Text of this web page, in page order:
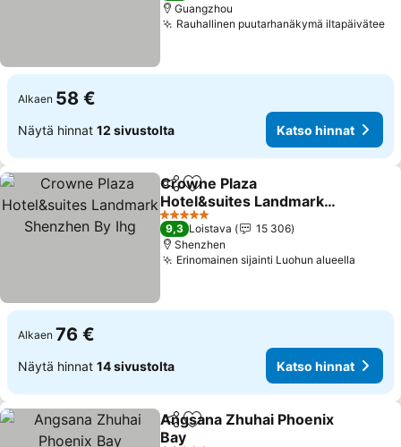
Guangzhou
Rauhallinen puutarhanäkymä iltapäivätee
Alkaen 58 €
Näytä hinnat 12 sivustolta Katso hinnat
Jaa Lisää suosikkeihin
Crowne Plaza
Hotel&suites Landmark
Shenzhen By Ihg
5 Tähtiluokitus
9,3 Loistava
15 306
Shenzhen
Erinomainen sijainti Luohun alueella
Alkaen 76 €
Näytä hinnat 14 sivustolta Katso hinnat
Jaa Lisää suosikkeihin
Angsana Zhuhai Phoenix
Bay